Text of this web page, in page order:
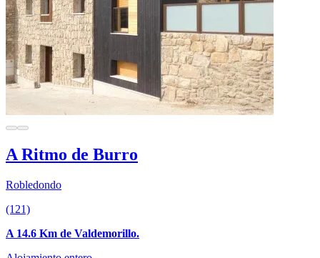
A Ritmo de Burro
Robledondo
(121)
A 14.6 Km de Valdemorillo.